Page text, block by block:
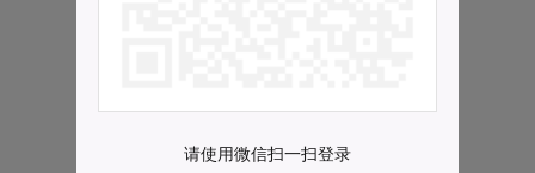
请使用微信扫一扫登录